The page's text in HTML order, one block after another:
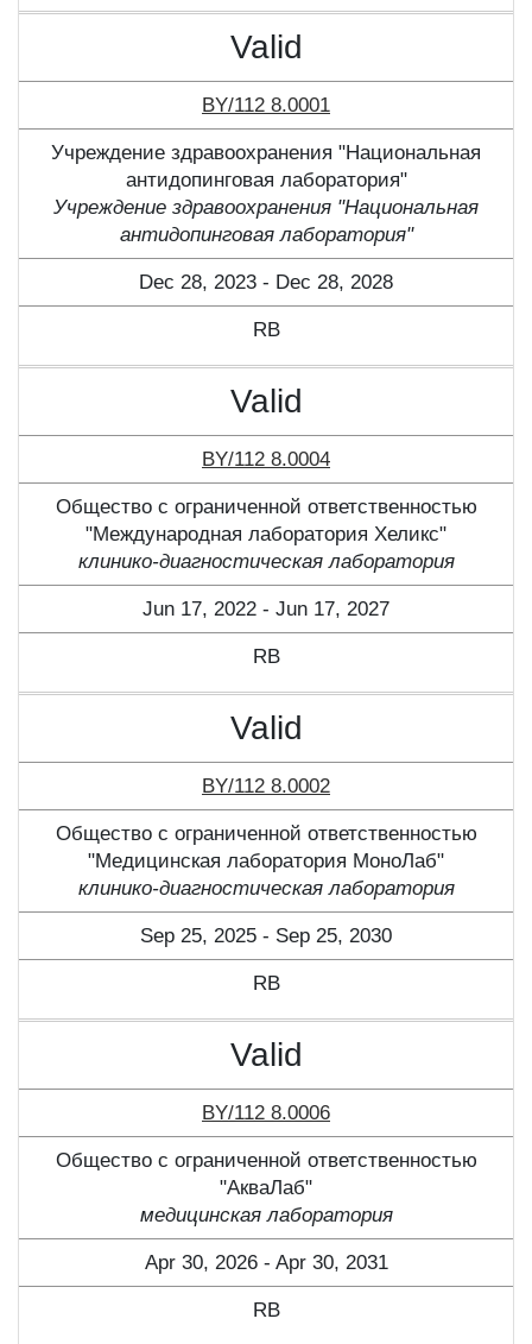
Valid
BY/112 8.0001
Учреждение здравоохранения "Национальная
антидопинговая лаборатория"
Учреждение здравоохранения "Национальная
антидопинговая лаборатория"
Dec 28, 2023 - Dec 28, 2028
RB
Valid
BY/112 8.0004
Общество с ограниченной ответственностью
"Международная лаборатория Хеликс"
клинико-диагностическая лаборатория
Jun 17, 2022 - Jun 17, 2027
RB
Valid
BY/112 8.0002
Общество с ограниченной ответственностью
"Медицинская лаборатория МоноЛаб"
клинико-диагностическая лаборатория
Sep 25, 2025 - Sep 25, 2030
RB
Valid
BY/112 8.0006
Общество с ограниченной ответственностью
"АкваЛаб"
медицинская лаборатория
Apr 30, 2026 - Apr 30, 2031
RB